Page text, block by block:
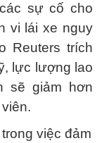
sự cố cho
vi lái xe nguy
Reuters trích
lực lượng lao
sẽ giảm hơn